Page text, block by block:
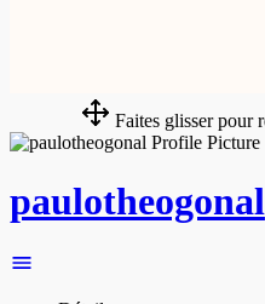
Faites glisser pour
paulotheogonal